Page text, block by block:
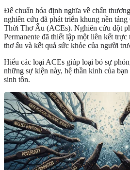
Để chuẩn hóa định nghĩa về chấn
nghiên cứu đã phát triển khung nền
Thời Thơ Ấu (ACEs). Nghiên cứu đột
Permanente đã thiết lập một liên kết
thơ ấu và kết quả sức khỏe của người
Hiểu các loại ACEs giúp loại bỏ sự
những sự kiện này, hệ thần kinh của
sinh tồn.